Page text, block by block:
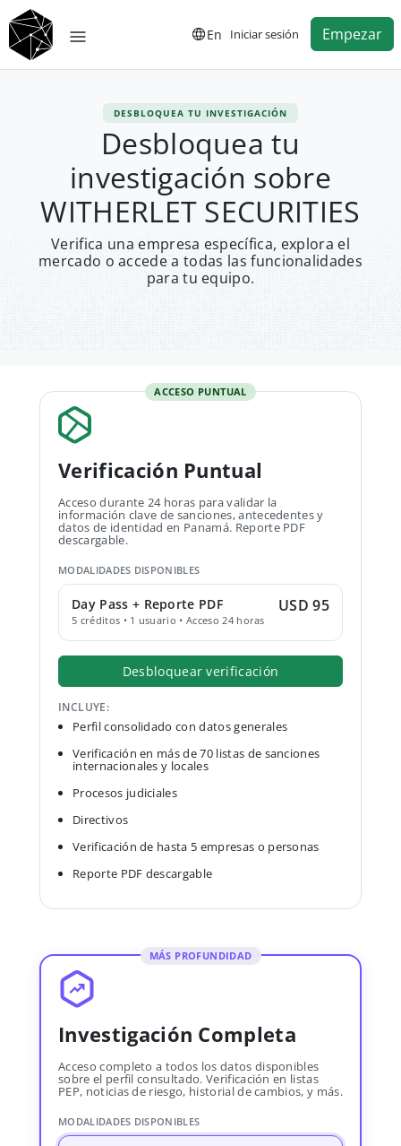
En Iniciar sesión Empezar
DESBLOQUEA TU INVESTIGACIÓN
Desbloquea tu
investigación sobre
WITHERLET SECURITIES
Verifica una empresa específica, explora el
mercado o accede a todas las funcionalidades
para tu equipo.
ACCESO PUNTUAL
Verificación Puntual
Acceso durante 24 horas para validar la
información clave de sanciones, antecedentes y
datos de identidad en Panamá. Reporte PDF
descargable.
MODALIDADES DISPONIBLES
Day Pass + Reporte PDF
5 créditos • 1 usuario • Acceso 24 horas
USD 95
Desbloquear verificación
INCLUYE:
Perfil consolidado con datos generales
Verificación en más de 70 listas de sanciones
internacionales y locales
Procesos judiciales
Directivos
Verificación de hasta 5 empresas o personas
Reporte PDF descargable
MÁS PROFUNDIDAD
Investigación Completa
Acceso completo a todos los datos disponibles
sobre el perfil consultado. Verificación en listas
PEP, noticias de riesgo, historial de cambios, y más.
MODALIDADES DISPONIBLES